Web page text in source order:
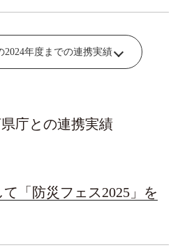
2024年度までの連携実績
庁との連携実績
「防災フェス2025」を